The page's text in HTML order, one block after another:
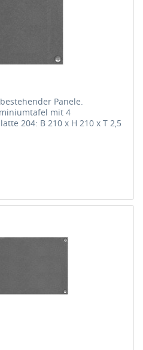
Panele.
mit 4
204: B 210 x H 210 x T 2,5